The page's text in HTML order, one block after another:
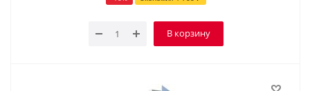
В корзину